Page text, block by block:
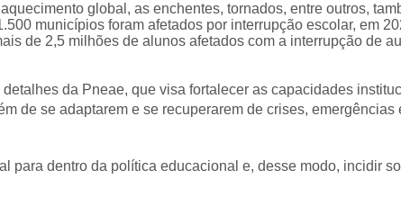
global, as enchentes, tornados, entre outros,
municípios foram afetados por interrupção escolar, em
de 2,5 milhões de alunos afetados com a interrupção de
da Pneae, que visa fortalecer as capacidades
de se adaptarem e se recuperarem de crises,
para dentro da política educacional e, desse modo, incidir